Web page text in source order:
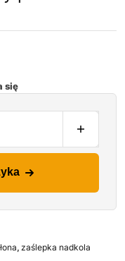
się
, zaślepka nadkola